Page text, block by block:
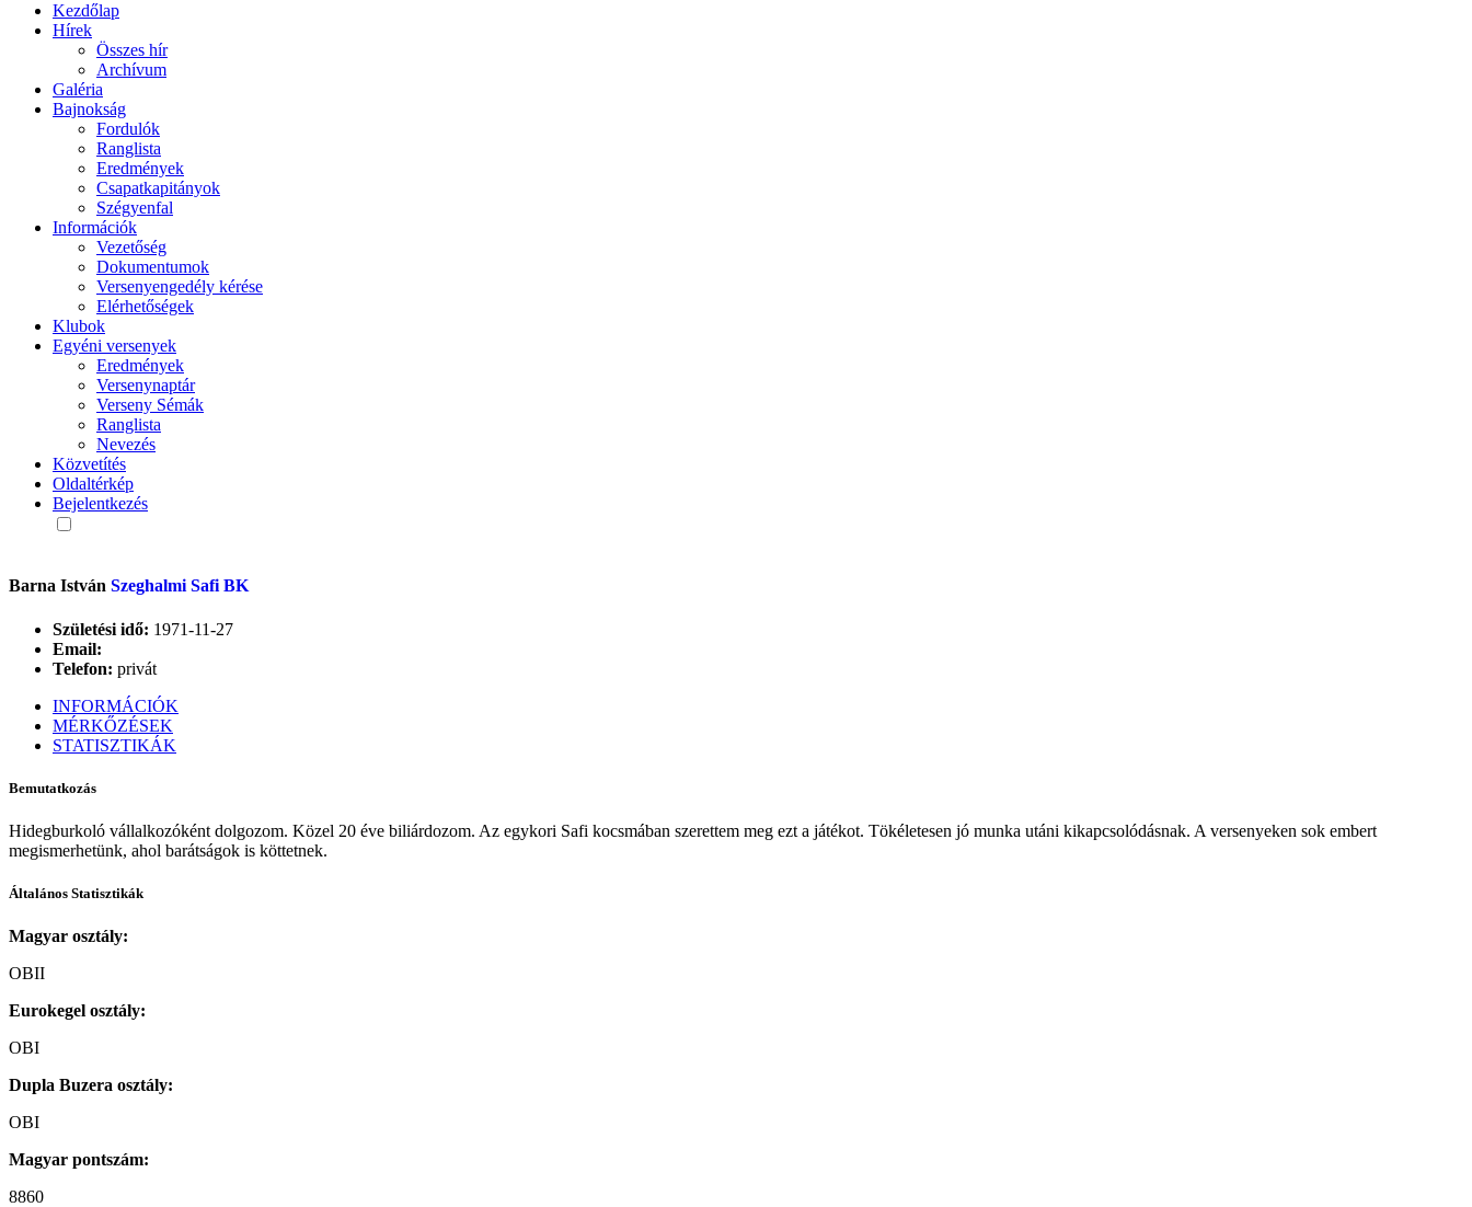
Kezdőlap
Hírek
Összes hír
Archívum
Galéria
Bajnokság
Fordulók
Ranglista
Eredmények
Csapatkapitányok
Szégyenfal
Információk
Vezetőség
Dokumentumok
Versenyengedély kérése
Elérhetőségek
Klubok
Egyéni versenyek
Eredmények
Versenynaptár
Verseny Sémák
Ranglista
Nevezés
Közvetítés
Oldaltérkép
Bejelentkezés
Barna István Szeghalmi Safi BK
Születési idő: 1971-11-27
Email:
Telefon: privát
INFORMÁCIÓK
MÉRKŐZÉSEK
STATISZTIKÁK
Bemutatkozás
Hidegburkoló vállalkozóként dolgozom. Közel 20 éve biliárdozom. Az egykori Safi kocsmában szerettem meg ezt a játékot. Tökéletesen jó munka utáni kikapcsolódásnak. A versenyeken sok embert
megismerhetünk, ahol barátságok is köttetnek.
Általános Statisztikák
Magyar osztály:
OBII
Eurokegel osztály:
OBI
Dupla Buzera osztály:
OBI
Magyar pontszám:
8860